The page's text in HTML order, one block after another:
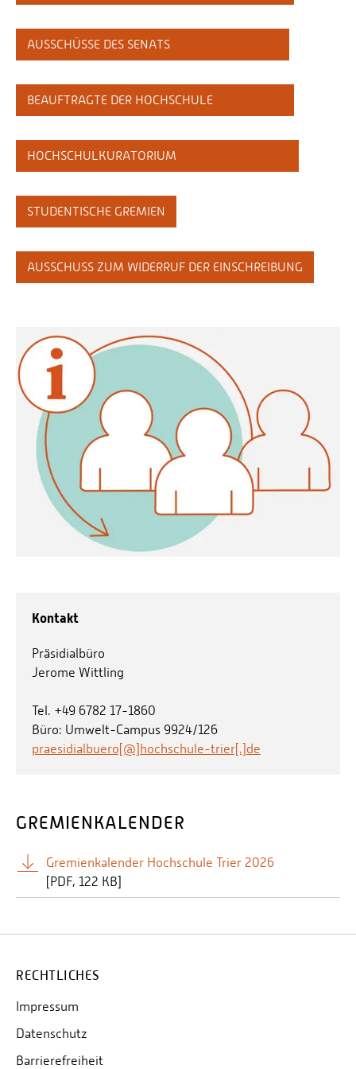
Schwerbehindertenvertretungen
Informationssicherheit
Personalentwicklung
Personensuche
AUSSCHÜSSE DES SENATS
BEAUFTRAGTE DER HOCHSCHULE
HOCHSCHULKURATORIUM
STUDENTISCHE GREMIEN
AUSSCHUSS ZUM WIDERRUF DER EINSCHREIBUNG
Kontakt
Präsidialbüro
Jerome Wittling
Tel. +49 6782 17-1860
Büro: Umwelt-Campus 9924/126
praesidialbuero[@]hochschule-trier[.]de
GREMIENKALENDER
Gremienkalender Hochschule Trier 2026
[PDF 122 KB]
RECHTLICHES
Impressum
Datenschutz
Barrierefreiheit